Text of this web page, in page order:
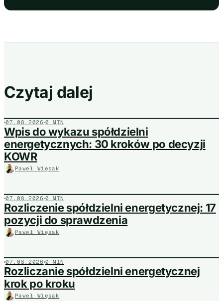
Czytaj dalej
07.08.2026 0 MIN
Wpis do wykazu spółdzielni
energetycznych: 30 kroków po decyzji
KOWR
Paweł Więsak
07.08.2026 0 MIN
Rozliczenie spółdzielni energetycznej: 17
pozycji do sprawdzenia
Paweł Więsak
07.08.2026 0 MIN
Rozliczanie spółdzielni energetycznej
krok po kroku
Paweł Więsak